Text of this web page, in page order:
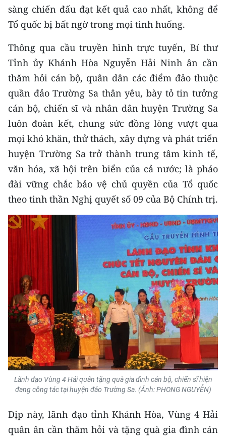
CHUYÊN ĐỀ
CÁC CHUYÊN TRANG
VỀ BÁO NHÂN DÂN
THỜI NAY
NHÂN DÂN CUỐI TUẦN
NHÂN DÂN HẰNG THÁNG
MUA BÁO
ĐỌC BÁO IN
ENGLISH
FRANÇAIS
РУССКИЙ
ESPAÑOL
한국어
sàng chiến đấu đạt kết quả cao nhất, không để
Tổ quốc bị bất ngờ trong mọi tình huống.
Thông qua cầu truyền hình trực tuyến, Bí thư
Tỉnh ủy Khánh Hòa Nguyễn Hải Ninh ân cần
thăm hỏi cán bộ, quân dân các điểm đảo thuộc
quần đảo Trường Sa thân yêu, bày tỏ tin tưởng
cán bộ, chiến sĩ và nhân dân huyện Trường Sa
luôn đoàn kết, chung sức đồng lòng vượt qua
mọi khó khăn, thử thách, xây dựng và phát triển
huyện Trường Sa trở thành trung tâm kinh tế,
văn hóa, xã hội trên biển của cả nước; là pháo
đài vững chắc bảo vệ chủ quyền của Tổ quốc
theo tinh thần Nghị quyết số 09 của Bộ Chính trị.
Lãnh đạo Vùng 4 Hải quân tặng quà gia đình cán bộ, chiến sĩ hiện
đang công tác tại huyện đảo Trường Sa. (Ảnh: PHONG NGUYỄN)
Dịp này, lãnh đạo tỉnh Khánh Hòa, Vùng 4 Hải
quân ân cần thăm hỏi và tặng quà gia đình cán